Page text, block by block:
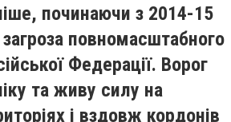
починаючи з 2014-15
повномасштабного
Федерації. Ворог
та живу силу на
і вздовж кордонів